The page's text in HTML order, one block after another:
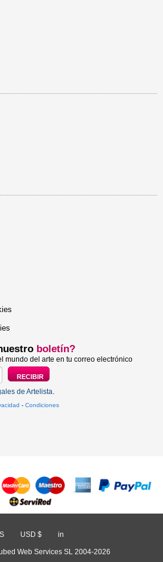
boletín?
mundo del arte en tu correo electrónico
de Artelista.
- Condiciones
USD $ in
Web Services SL 2004-2026